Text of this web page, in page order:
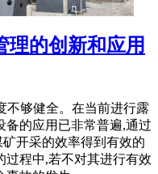
理的创新和应用
不够健全。在当前进行露
备的应用已非常普遍,通过
开采的效率得到有效的
过程中,若不对其进行有效